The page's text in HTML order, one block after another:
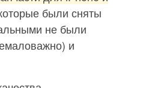
были сняты
не были
и